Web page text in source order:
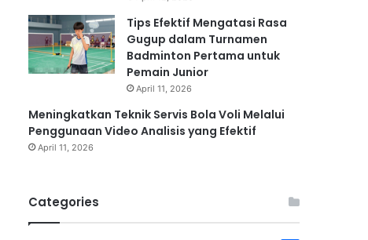
Tips Efektif Mengatasi Rasa
Gugup dalam Turnamen
Badminton Pertama untuk
Pemain Junior
April 11, 2026
Meningkatkan Teknik Servis Bola Voli Melalui
Penggunaan Video Analisis yang Efektif
April 11, 2026
Categories